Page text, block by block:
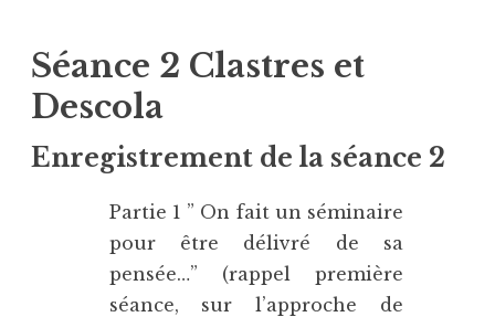
Séance 2 Clastres et
Descola
Enregistrement de la séance 2
Partie 1 ” On fait un séminaire
pour être délivré de sa
pensée…” (rappel première
séance, sur l’approche de